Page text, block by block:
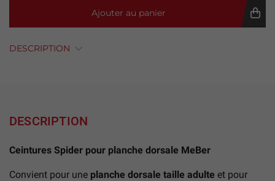
Ajouter au panier
DESCRIPTION
DESCRIPTION
Ceintures Spider pour planche dorsale MeBer
Convient pour une planche dorsale taille adulte et pour